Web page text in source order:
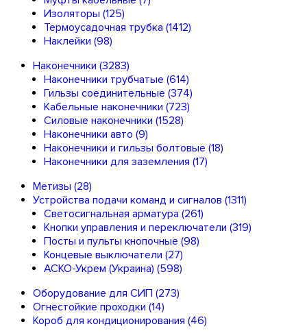
Изоляторы (125)
Термоусадочная трубка (1412)
Наклейки (98)
Наконечники (3283)
Наконечники трубчатые (614)
Гильзы соединительные (374)
Кабельные наконечники (723)
Силовые наконечники (1528)
Наконечники авто (9)
Наконечники и гильзы болтовые (18)
Наконечники для заземления (17)
Метизы (28)
Устройства подачи команд и сигналов (1311)
Светосигнальная арматура (261)
Кнопки управления и переключатели (319)
Посты и пульты кнопочные (98)
Концевые выключатели (27)
АСКО-Укрем (Украина) (598)
Оборудование для СИП (273)
Огнестойкие проходки (14)
Короб для кондиционирования (46)